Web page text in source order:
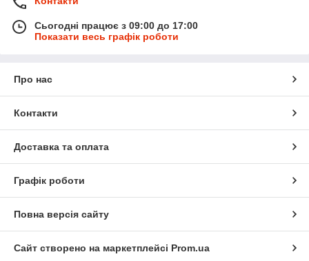
Сьогодні працює з 09:00 до 17:00
Показати весь графік роботи
Про нас
Контакти
Доставка та оплата
Графік роботи
Повна версія сайту
Сайт створено на маркетплейсі Prom.ua